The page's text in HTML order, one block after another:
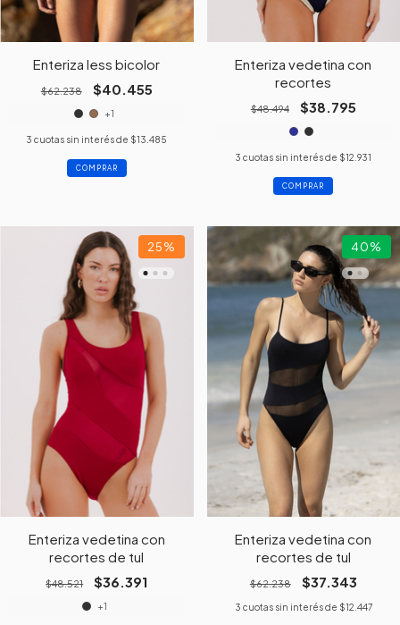
Enteriza less bicolor
$62.238 $40.455
+1
3 cuotas sin interés de $13.485
COMPRAR
Enteriza vedetina con
recortes
$48.494 $38.795
3 cuotas sin interés de $12.931
COMPRAR
25%
Enteriza vedetina con
recortes de tul
$48.521 $36.391
+1
40%
Enteriza vedetina con
recortes de tul
$62.238 $37.343
3 cuotas sin interés de $12.447